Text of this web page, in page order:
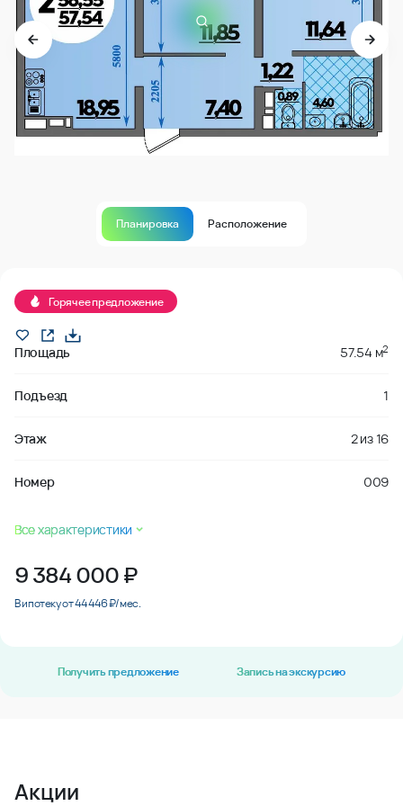
Планировка Расположение
Горячее предложение
Площадь 57.54 м2
Подъезд 1
Этаж 2из16
Номер 009
Все характеристики
9 384 000₽
В ипотеку от 44 446 ₽/мес.
Получить предложение Запись на экскурсию
Акции